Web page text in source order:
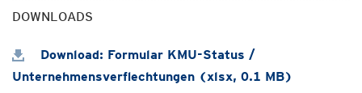
DOWNLOADS
Download: Formular KMU-Status /
Unternehmensverflechtungen (xlsx, 0.1 MB)